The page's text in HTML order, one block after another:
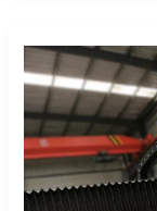
轴
vs
5
轴
CNC
桥